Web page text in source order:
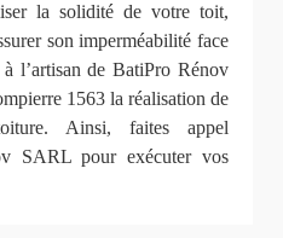
la solidité de votre toit,
son imperméabilité face
l’artisan de BatiPro Rénov
1563 la réalisation de
Ainsi, faites appel
SARL pour exécuter vos